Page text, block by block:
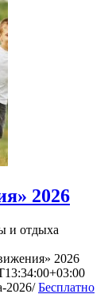
2026
и отдыха
2026
2026/ Бесплатно